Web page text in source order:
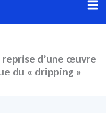
d’une œuvre
du « dripping »